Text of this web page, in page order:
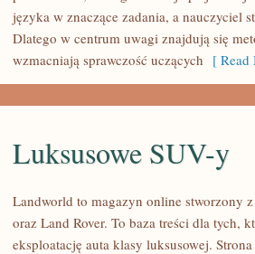
języka w znaczące zadania, a nauczyciel
Dlatego w centrum uwagi znajdują się
wzmacniają sprawczość uczących [ Read
Luksusowe SUV-y
Landworld to magazyn online stworzony
oraz Land Rover. To baza treści dla tych,
eksploatację auta klasy luksusowej.